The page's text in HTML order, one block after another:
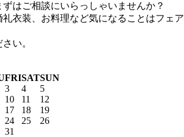
はご相談にいらっしゃいませんか？
衣装、お料理など気になることはフェア
い。
FRISATSUN
3 4
5
10 11
12
17 18
19
24 25
26
31